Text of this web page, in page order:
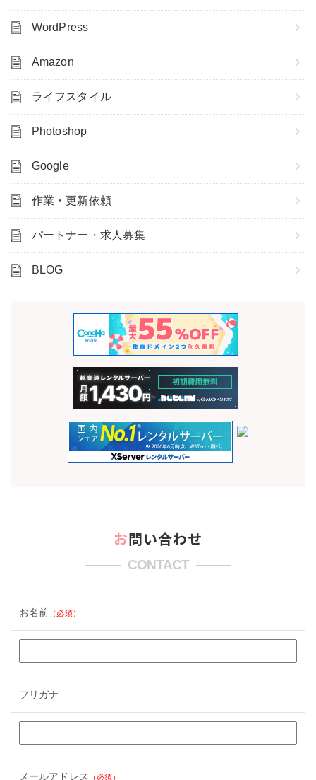
WordPress
Amazon
ライフスタイル
Photoshop
Google
作業・更新依頼
パートナー・求人募集
BLOG
お問い合わせ
CONTACT
お名前 （必須）
フリガナ
メールアドレス （必須）